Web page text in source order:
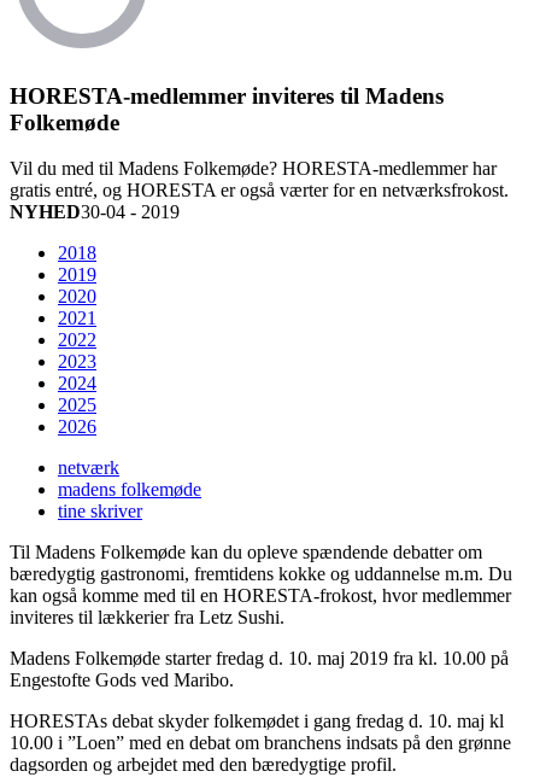
HORESTA-medlemmer inviteres til Madens
Folkemøde
Vil du med til Madens Folkemøde? HORESTA-medlemmer har
gratis entré, og HORESTA er også værter for en netværksfrokost.
NYHED30-04 - 2019
2018
2019
2020
2021
2022
2023
2024
2025
2026
netværk
madens folkemøde
tine skriver
Til Madens Folkemøde kan du opleve spændende debatter om
bæredygtig gastronomi, fremtidens kokke og uddannelse m.m. Du
kan også komme med til en HORESTA-frokost, hvor medlemmer
inviteres til lækkerier fra Letz Sushi.
Madens Folkemøde starter fredag d. 10. maj 2019 fra kl. 10.00 på
Engestofte Gods ved Maribo.
HORESTAs debat skyder folkemødet i gang fredag d. 10. maj kl
10.00 i ”Loen” med en debat om branchens indsats på den grønne
dagsorden og arbejdet med den bæredygtige profil.